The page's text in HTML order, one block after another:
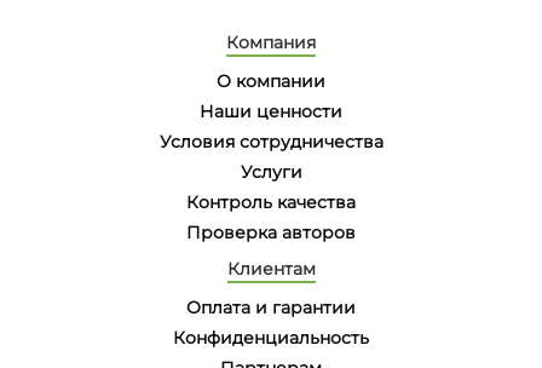
Компания
О компании
Наши ценности
Условия сотрудничества
Услуги
Контроль качества
Проверка авторов
Клиентам
Оплата и гарантии
Конфиденциальность